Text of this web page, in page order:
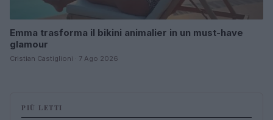
Emma trasforma il bikini animalier in un must-have
glamour
Cristian Castiglioni · 7 Ago 2026
PIÙ LETTI